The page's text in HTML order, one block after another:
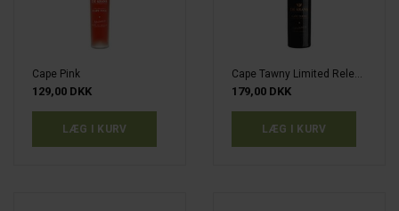
Cape Pink
129,00 DKK
Cape Tawny Limited Release
179,00 DKK